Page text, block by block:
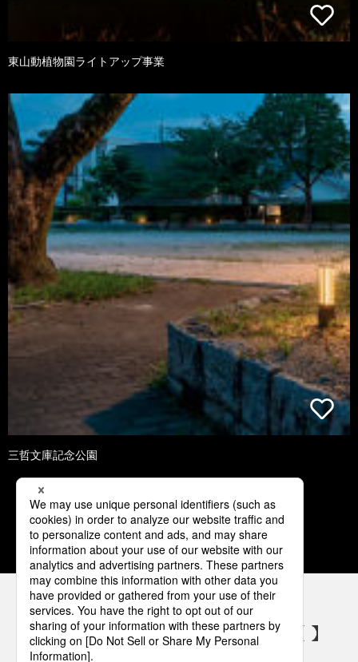
東山動植物園ライトアップ事業
三哲文庫記念公園
1 2 3 4 5
パナソニックの電気設備 SNSアカウント